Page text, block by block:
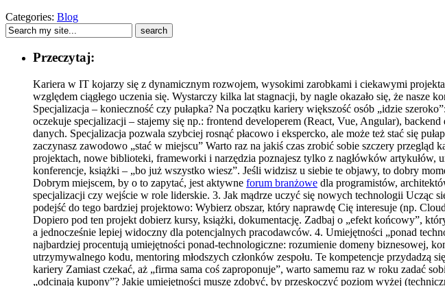
Categories: Blog
Przeczytaj:
Kariera w IT kojarzy się z dynamicznym rozwojem, wysokimi zarobkami i ciekawymi
względem ciągłego uczenia się. Wystarczy kilka lat stagnacji, by nagle okazało się, że nasze
Specjalizacja – konieczność czy pułapka? Na początku kariery większość osób „idzie
oczekuje specjalizacji – stajemy się np.: frontend developerem (React, Vue, Angular),
danych. Specjalizacja pozwala szybciej rosnąć płacowo i ekspercko, ale może też stać się
zaczynasz zawodowo „stać w miejscu” Warto raz na jakiś czas zrobić sobie szczery
projektach, nowe biblioteki, frameworki i narzędzia poznajesz tylko z nagłówków artykułów,
konferencje, książki – „bo już wszystko wiesz”. Jeśli widzisz u siebie te objawy, to dobry
Dobrym miejscem, by o to zapytać, jest aktywne forum branżowe dla programistów,
specjalizacji czy wejście w role liderskie. 3. Jak mądrze uczyć się nowych technologii Ucząc
podejść do tego bardziej projektowo: Wybierz obszar, który naprawdę Cię interesuje (np.
Dopiero pod ten projekt dobierz kursy, książki, dokumentację. Zadbaj o „efekt końcowy”,
a jednocześnie lepiej widoczny dla potencjalnych pracodawców. 4. Umiejętności „ponad
najbardziej procentują umiejętności ponad-technologiczne: rozumienie domeny biznesowej,
utrzymywalnego kodu, mentoring młodszych członków zespołu. Te kompetencje
kariery Zamiast czekać, aż „firma sama coś zaproponuje”, warto samemu raz w roku zadać
„odcinają kupony”? Jakie umiejętności muszę zdobyć, by przeskoczyć poziom wyżej